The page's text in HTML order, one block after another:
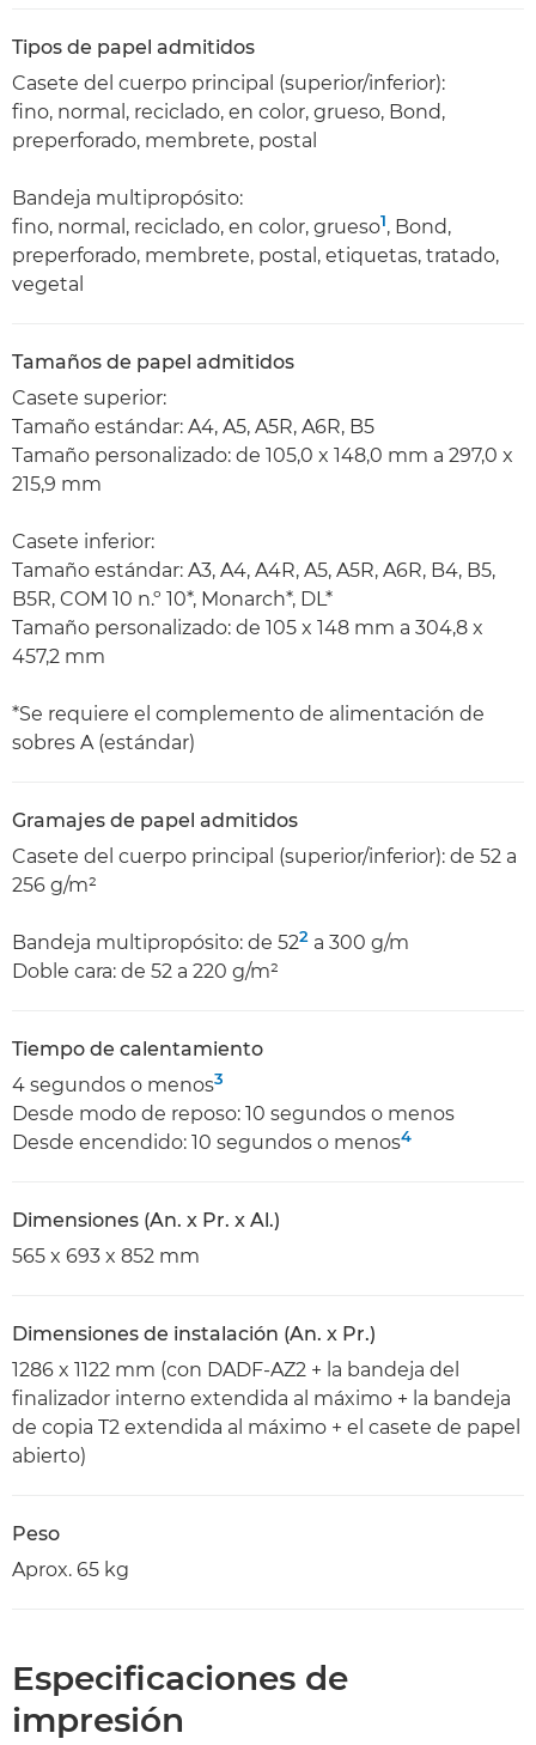
Tipos de papel admitidos
Casete del cuerpo principal (superior/inferior):
fino, normal, reciclado, en color, grueso, Bond,
preperforado, membrete, postal
Bandeja multipropósito:
fino, normal, reciclado, en color, grueso1, Bond,
preperforado, membrete, postal, etiquetas, tratado,
vegetal
Tamaños de papel admitidos
Casete superior:
Tamaño estándar: A4, A5, A5R, A6R, B5
Tamaño personalizado: de 105,0 x 148,0 mm a 297,0 x
215,9 mm
Casete inferior:
Tamaño estándar: A3, A4, A4R, A5, A5R, A6R, B4, B5,
B5R, COM 10 n.º 10*, Monarch*, DL*
Tamaño personalizado: de 105 x 148 mm a 304,8 x
457,2 mm
*Se requiere el complemento de alimentación de
sobres A (estándar)
Gramajes de papel admitidos
Casete del cuerpo principal (superior/inferior): de 52 a
256 g/m²
Bandeja multipropósito: de 522 a 300 g/m
Doble cara: de 52 a 220 g/m²
Tiempo de calentamiento
4 segundos o menos3
Desde modo de reposo: 10 segundos o menos
Desde encendido: 10 segundos o menos4
Dimensiones (An. x Pr. x Al.)
565 x 693 x 852 mm
Dimensiones de instalación (An. x Pr.)
1286 x 1122 mm (con DADF-AZ2 + la bandeja del
finalizador interno extendida al máximo + la bandeja
de copia T2 extendida al máximo + el casete de papel
abierto)
Peso
Aprox. 65 kg
Especificaciones de
impresión